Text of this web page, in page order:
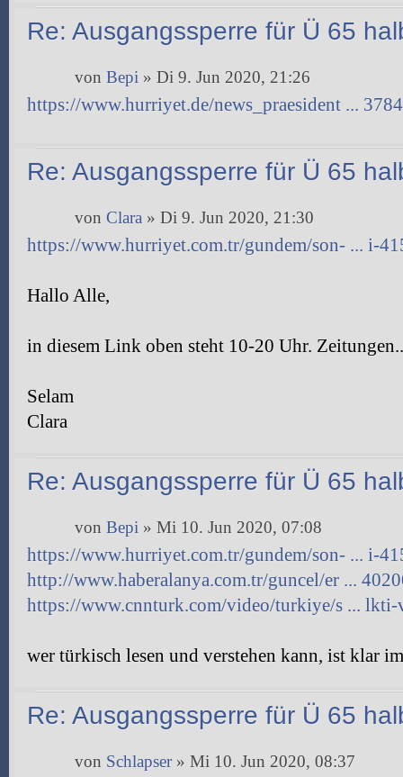
Re: Ausgangssperre für Ü 65
von Bepi » Di 9. Jun 2020, 21:26
https://www.hurriyet.de/news_praesident ...
Re: Ausgangssperre für Ü 65
von Clara » Di 9. Jun 2020, 21:30
https://www.hurriyet.com.tr/gundem/son- ... i-
Hallo Alle,
in diesem Link oben steht 10-20 Uhr.
Selam
Clara
Re: Ausgangssperre für Ü 65
von Bepi » Mi 10. Jun 2020, 07:08
https://www.hurriyet.com.tr/gundem/son- ... i-
http://www.haberalanya.com.tr/guncel/er ...
https://www.cnnturk.com/video/turkiye/s ... lkti-
wer türkisch lesen und verstehen kann, ist klar
Re: Ausgangssperre für Ü 65
von Schlapser» Mi 10. Jun 2020, 08:37